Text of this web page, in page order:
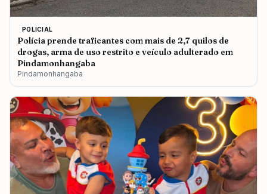
POLICIAL
Polícia prende traficantes com mais de 2,7 quilos de
drogas, arma de uso restrito e veículo adulterado em
Pindamonhangaba
Pindamonhangaba